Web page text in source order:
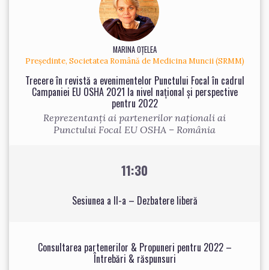
MARINA OȚELEA
Președinte, Societatea Română de Medicina Muncii (SRMM)
Trecere în revistă a evenimentelor Punctului Focal în cadrul
Campaniei EU OSHA 2021 la nivel național și perspective
pentru 2022
Reprezentanți ai partenerilor naționali ai
Punctului Focal EU OSHA – România
11:30
Sesiunea a II-a – Dezbatere liberă
Consultarea partenerilor & Propuneri pentru 2022 –
Întrebări & răspunsuri